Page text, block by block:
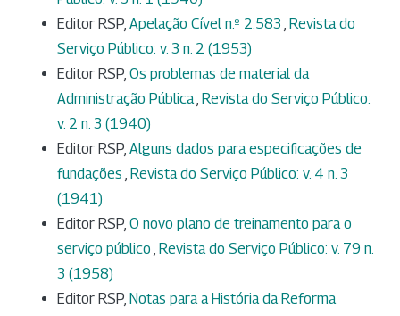
Editor RSP, Apelação Cível n.º 2.583 , Revista do
Serviço Público: v. 3 n. 2 (1953)
Editor RSP, Os problemas de material da
Administração Pública, Revista do Serviço Público:
v. 2 n. 3 (1940)
Editor RSP, Alguns dados para especificações de
fundações , Revista do Serviço Público: v. 4 n. 3
(1941)
Editor RSP, O novo plano de treinamento para o
serviço público , Revista do Serviço Público: v. 79 n.
3 (1958)
Editor RSP, Notas para a História da Reforma